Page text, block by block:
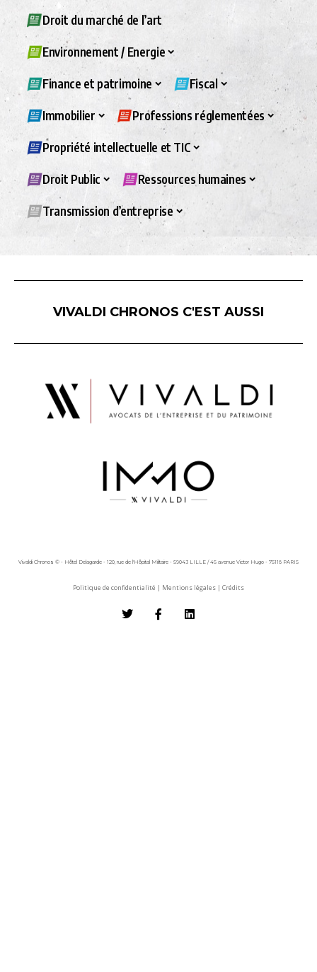
Droit du marché de l’art
Environnement / Energie
Finance et patrimoine Fiscal
Immobilier Professions réglementées
Propriété intellectuelle et TIC
Droit Public Ressources humaines
Transmission d’entreprise
VIVALDI CHRONOS C'EST AUSSI
Vivaldi Chronos © - Hôtel Delagarde - 120, rue de l'Hôpital Militaire - 59043 LILLE / 45 avenue Victor Hugo - 75116 PARIS
Politique de confidentialité | Mentions légales | Crédits